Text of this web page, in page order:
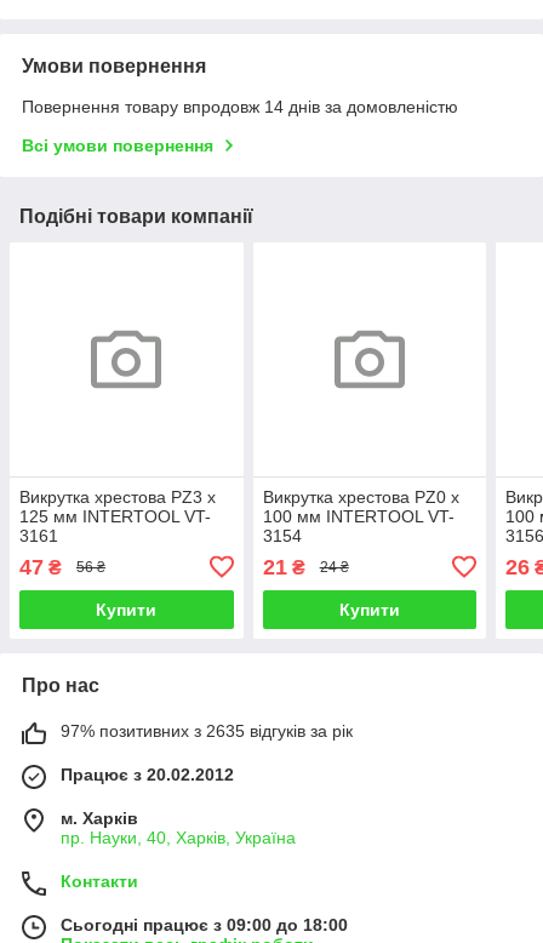
Умови повернення
Повернення товару впродовж 14 днів за домовленістю
Всі умови повернення
Подібні товари компанії
Викрутка хрестова PZ3 x
125 мм INTERTOOL VT-
3161
47 ₴ 56 ₴
Купити
Викрутка хрестова PZ0 x
100 мм INTERTOOL VT-
3154
21₴ 24 ₴
Купити
100
26
Про нас
97% позитивних з 2635 відгуків за рік
Працює з 20.02.2012
м. Харків
пр. Науки, 40, Харків, Україна
Контакти
Сьогодні працює з 09:00 до 18:00